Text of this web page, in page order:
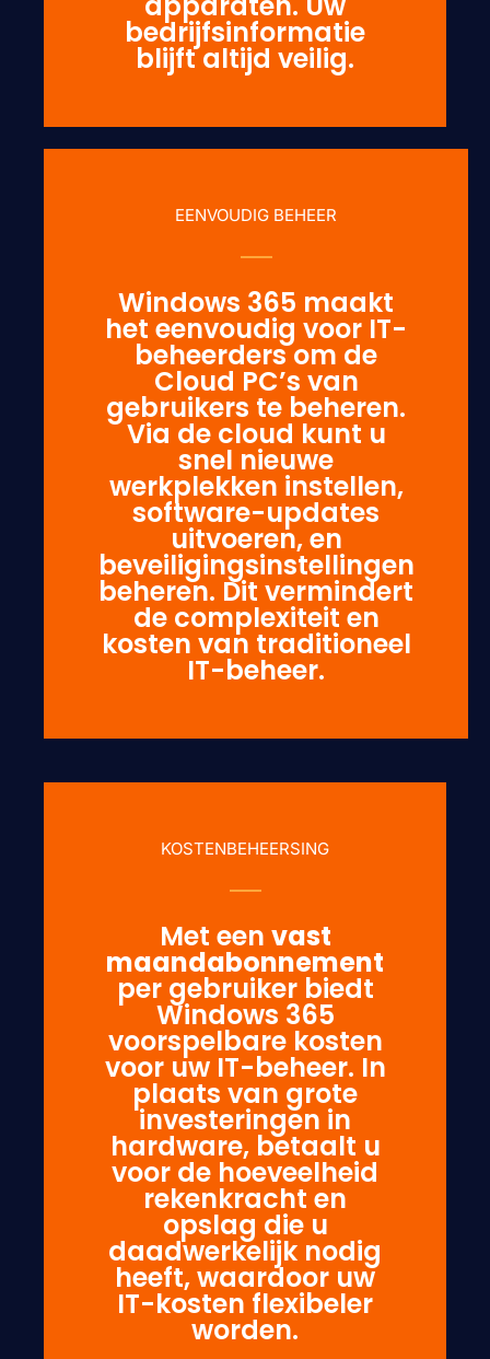
bedrijfsinformatie
blijft altijd veilig.
EENVOUDIG BEHEER
Windows 365 maakt
het eenvoudig voor IT-
beheerders om de
Cloud PC’s van
gebruikers te beheren.
Via de cloud kunt u
snel nieuwe
werkplekken instellen,
software-updates
uitvoeren, en
beveiligingsinstellingen
beheren. Dit vermindert
de complexiteit en
kosten van traditioneel
IT-beheer.
KOSTENBEHEERSING
Met een vast
maandabonnement
per gebruiker biedt
Windows 365
voorspelbare kosten
voor uw IT-beheer. In
plaats van grote
investeringen in
hardware, betaalt u
voor de hoeveelheid
rekenkracht en
opslag die u
daadwerkelijk nodig
heeft, waardoor uw
IT-kosten flexibeler
worden.